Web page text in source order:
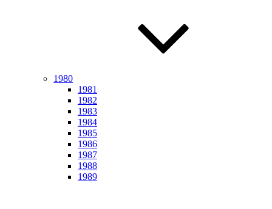
1980
1981
1982
1983
1984
1985
1986
1987
1988
1989